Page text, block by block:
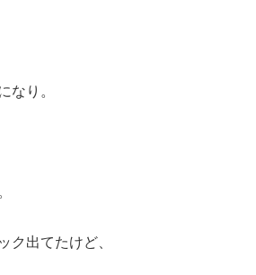
なり。
ク出てたけど、